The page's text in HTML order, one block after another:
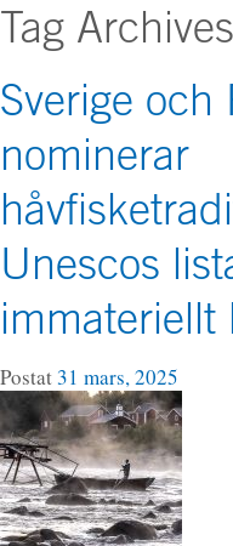
Tag
Sverige och
nominerar
Unescos
immateriellt
Postat31 mars, 2025